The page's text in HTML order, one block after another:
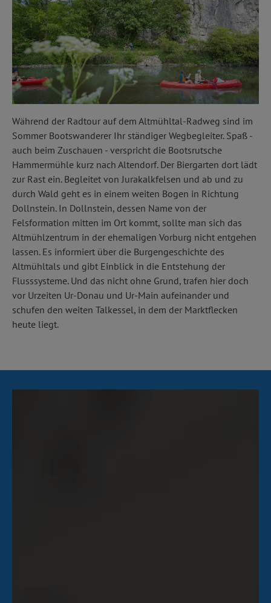
Während der Radtour auf dem Altmühltal-Radweg sind im
Sommer Bootswanderer Ihr ständiger Wegbegleiter. Spaß -
auch beim Zuschauen - verspricht die Bootsrutsche
Hammermühle kurz nach Altendorf. Der Biergarten dort lädt
zur Rast ein. Begleitet von Jurakalkfelsen und ab und zu
durch Wald geht es in einem weiten Bogen in Richtung
Dollnstein. In Dollnstein, dessen Name von der
Felsformation mitten im Ort kommt, sollte man sich das
Altmühlzentrum in der ehemaligen Vorburg nicht entgehen
lassen. Es informiert über die Burgengeschichte des
Altmühltals und gibt Einblick in die Entstehung der
Flusssysteme. Und das nicht ohne Grund, trafen hier doch
vor Urzeiten Ur-Donau und Ur-Main aufeinander und
schufen den weiten Talkessel, in dem der Marktflecken
heute liegt.